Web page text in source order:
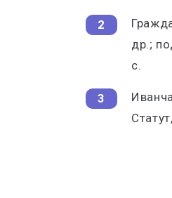
др.;
с.